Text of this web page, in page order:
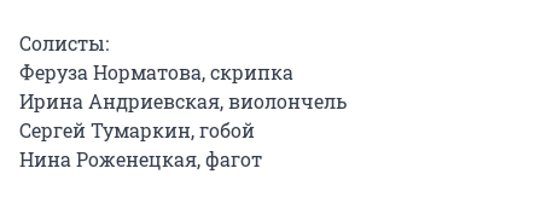
Солисты:
Феруза Норматова, скрипка
Ирина Андриевская, виолончель
Сергей Тумаркин, гобой
Нина Роженецкая, фагот